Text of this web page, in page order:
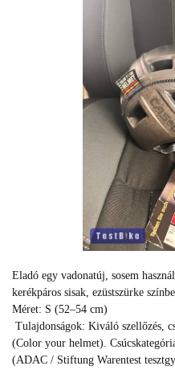
Eladó egy vadonatúj, sosem
kerékpáros sisak, ezüstszürke
Méret: S (52–54 cm)
Tulajdonságok: Kiváló szellőzés,
(Color your helmet).
(ADAC / Stiftung Warentest